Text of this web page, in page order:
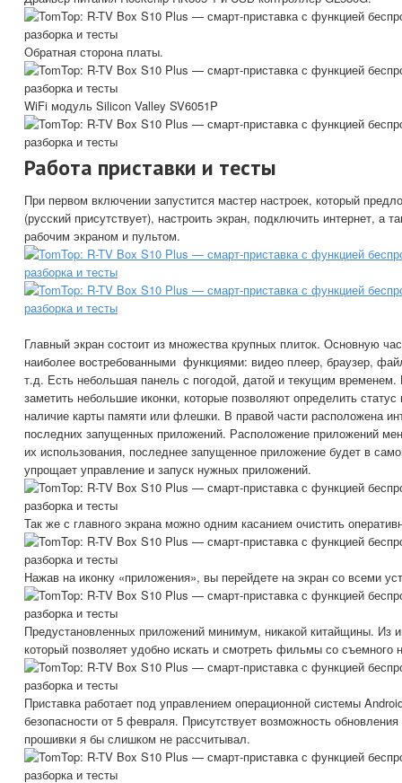
Обратная сторона платы.
WiFi модуль Silicon Valley SV6051P
Работа приставки и тесты
При первом включении запустится мастер настроек, который
(русский присутствует), настроить экран, подключить интернет, а
рабочим экраном и пультом.
Главный экран состоит из множества крупных плиток. Основную
наиболее востребованными функциями: видео плеер, браузер,
т.д. Есть небольшая панель с погодой, датой и текущим
заметить небольшие иконки, которые позволяют определить
наличие карты памяти или флешки. В правой части расположена
последних запущенных приложений. Расположение приложений
их использования, последнее запущенное приложение будет в
упрощает управление и запуск нужных приложений.
Так же с главного экрана можно одним касанием очистить
Нажав на иконку «приложения», вы перейдете на экран со всеми
Предустановленных приложений минимум, никакой китайщины. Из
который позволяет удобно искать и смотреть фильмы со съемного
Приставка работает под управлением операционной системы
безопасности от 5 февраля. Присутствует возможность
прошивки я бы слишком не рассчитывал.